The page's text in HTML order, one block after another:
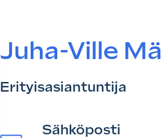
Juha-Ville
Erityisasiantuntija
Sähköposti